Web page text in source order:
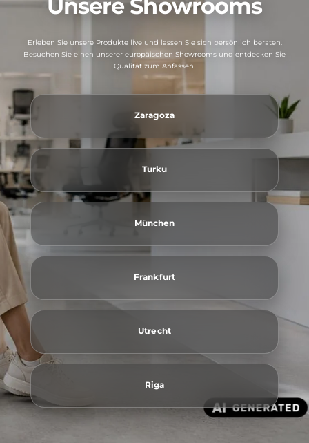
Unsere Showrooms
Erleben Sie unsere Produkte live und lassen Sie sich persönlich beraten.
Besuchen Sie einen unserer europäischen Showrooms und entdecken Sie
Qualität zum Anfassen.
Zaragoza
Turku
München
Frankfurt
Utrecht
Riga